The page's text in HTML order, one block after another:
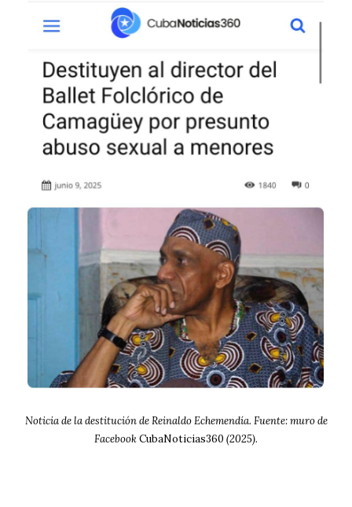
Noticia de la destitución de Reinaldo Echemendía. Fuente: muro de
FacebookCubaNoticias360 (2025).